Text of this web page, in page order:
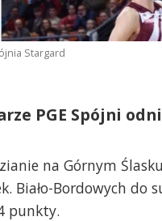
Stargard
PGE Spójni
na Górnym
Biało-Bordowych
punkty.